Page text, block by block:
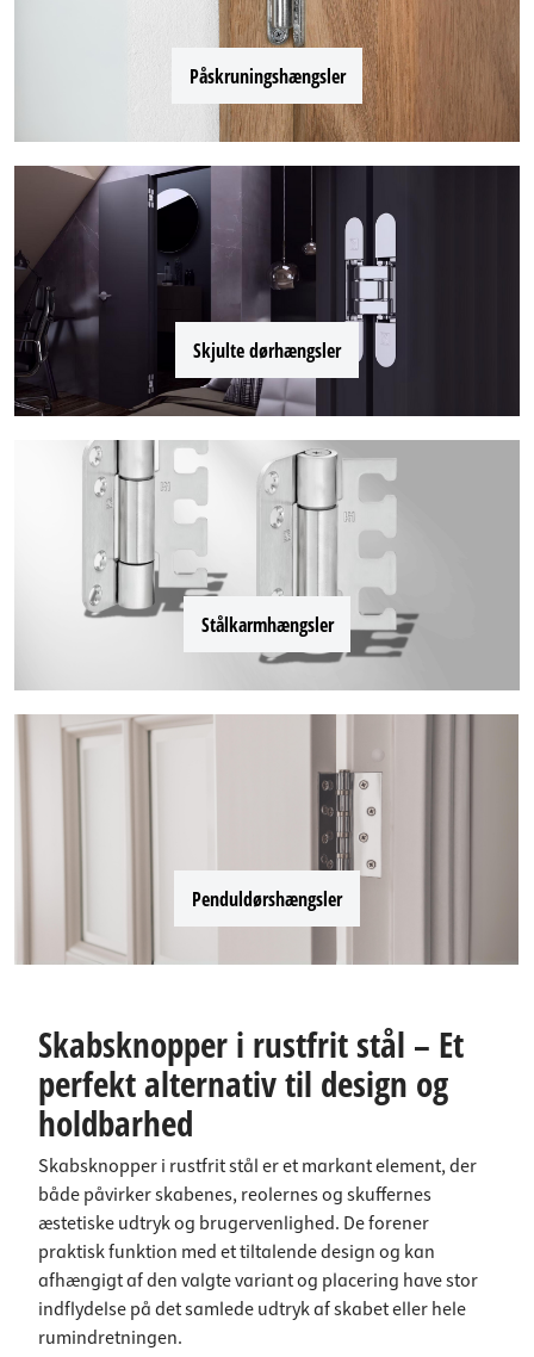
Påskruningshængsler
Skjulte dørhængsler
Stålkarmhængsler
Penduldørshængsler
Skabsknopper i rustfrit stål – Et
perfekt alternativ til design og
holdbarhed
Skabsknopper i rustfrit stål er et markant element, der
både påvirker skabenes, reolernes og skuffernes
æstetiske udtryk og brugervenlighed. De forener
praktisk funktion med et tiltalende design og kan
afhængigt af den valgte variant og placering have stor
indflydelse på det samlede udtryk af skabet eller hele
rumindretningen.